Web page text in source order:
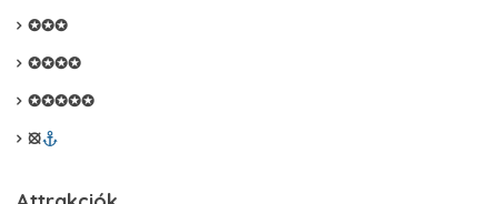
✪✪✪
✪✪✪✪
✪✪✪✪✪
⦻